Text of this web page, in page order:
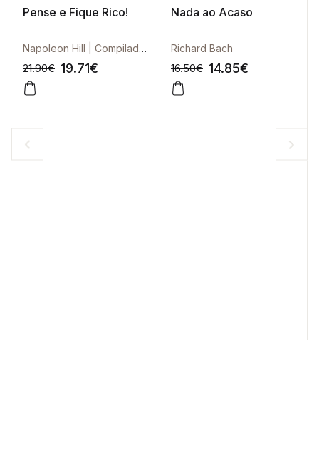
Pense e Fique Rico!
Napoleon Hill | Compilada por Ross Cornwell
21.90€ 19.71€
-10%
Nada ao Acaso
Richard Bach
16.50€ 14.85€